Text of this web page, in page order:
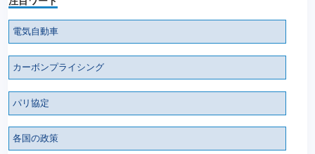
電気自動車
カーボンプライシング
パリ協定
各国の政策